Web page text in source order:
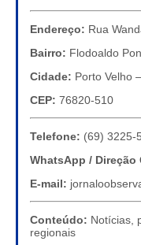
Endereço: Rua
Bairro: Flodoaldo
Cidade: Porto Velho
CEP: 76820-510
Telefone: (69) 3225-
WhatsApp / Direção
E-mail:
Conteúdo: Notícias,
regionais